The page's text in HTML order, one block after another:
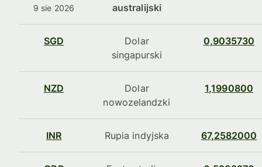
9 sie 2026
australijski
SGD
Dolar
singapurski
0,9035730
NZD
Dolar
nowozelandzki
1,1990800
INR Rupia indyjska 67,2582000